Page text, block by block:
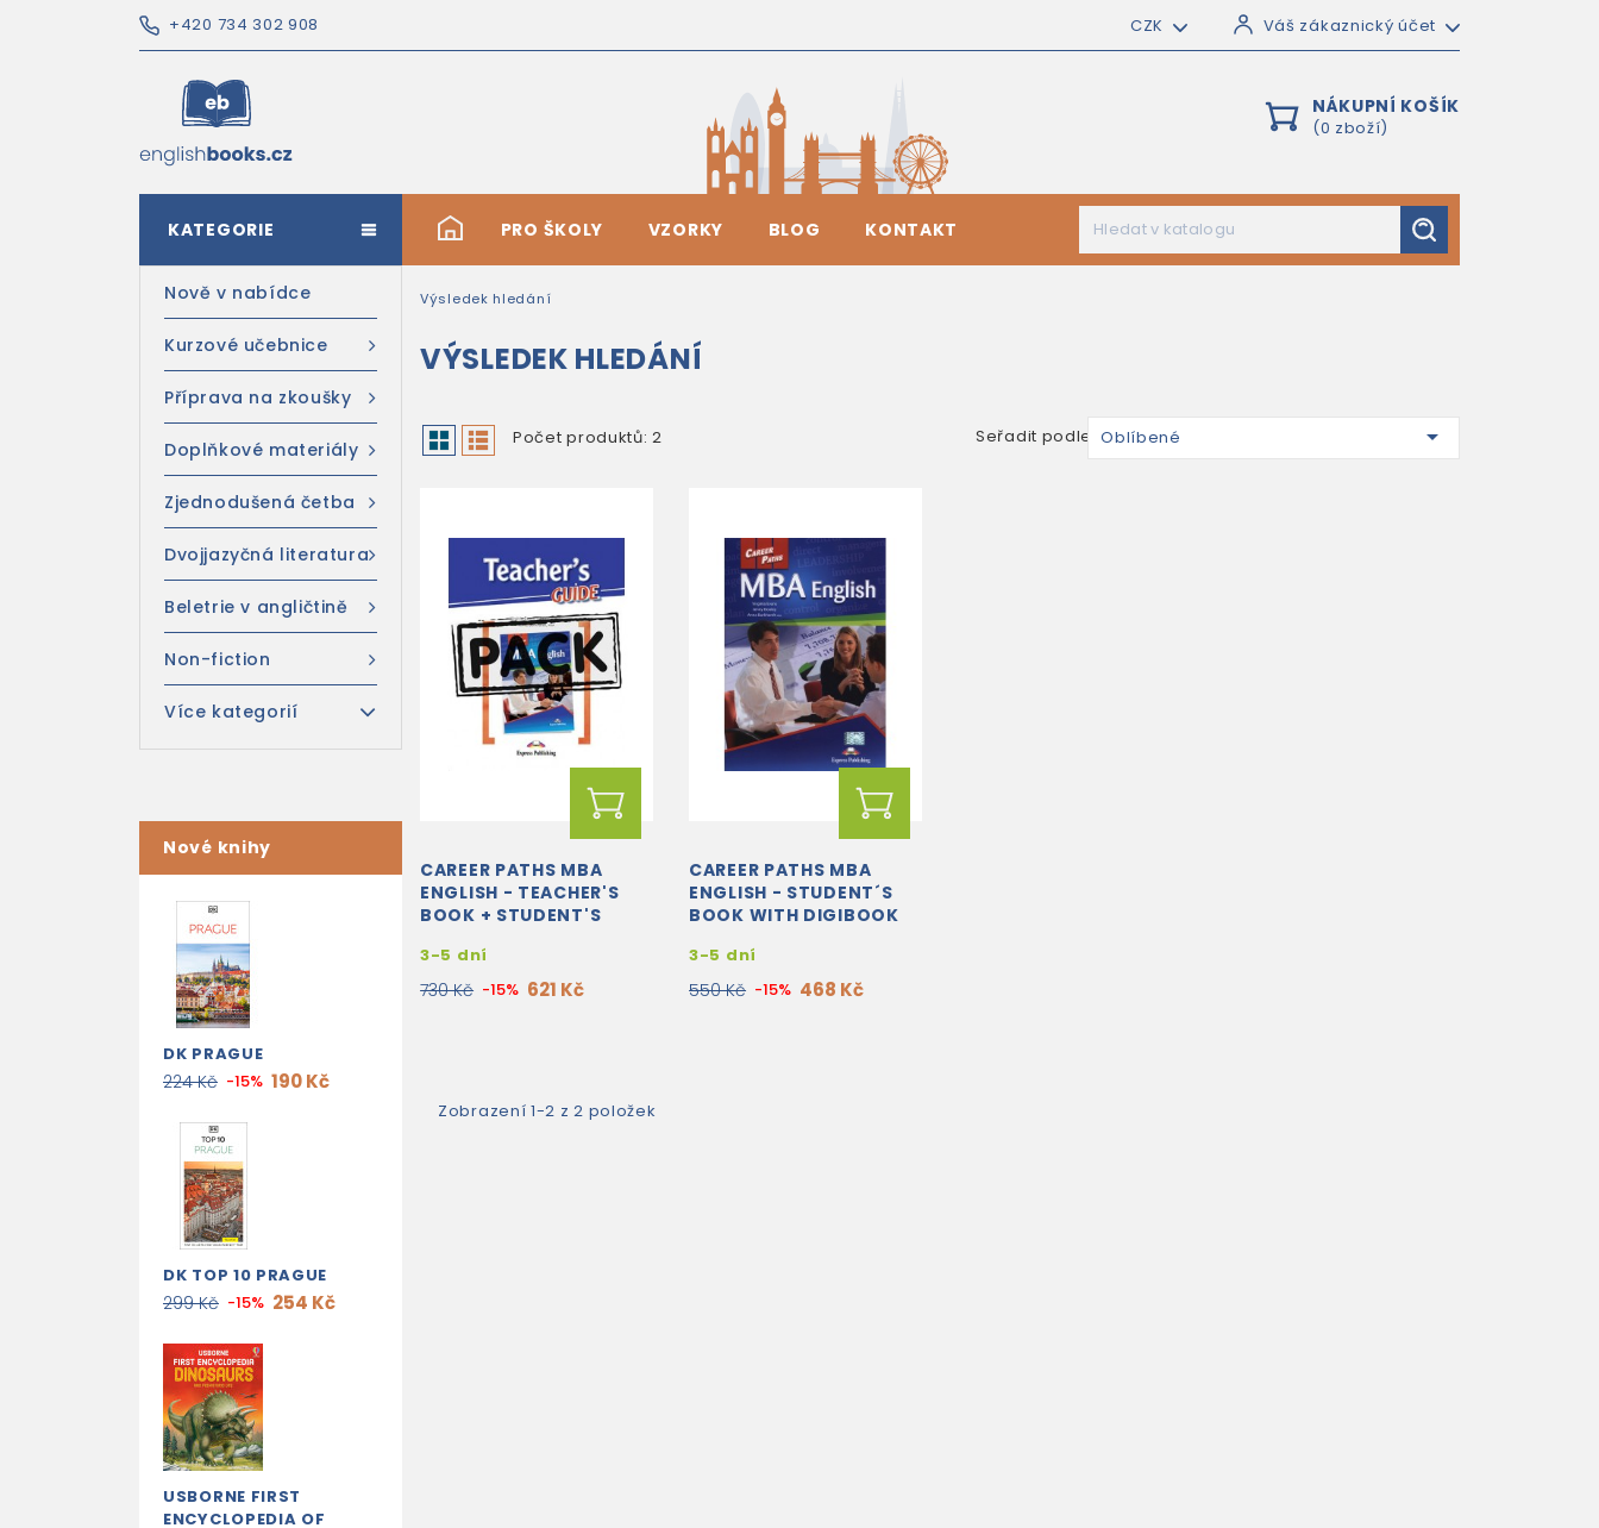
+420 734 302 908 CZK Váš zákaznický účet
NÁKUPNÍ KOŠÍK
(0 zboží)
# PRO ŠKOLY VZORKY BLOG KONTAKT
KATEGORIE
Nově v nabídce
Kurzové učebnice
Příprava na zkoušky
Doplňkové materiály
Zjednodušená četba
Dvojjazyčná literatura
Beletrie v angličtině
Non-fiction
Více kategorií
Nové knihy
DK PRAGUE
224 Kč -15% 190 Kč
DK TOP 10 PRAGUE
299 Kč -15% 254 Kč
USBORNE FIRST
ENCYCLOPEDIA OF
Výsledek hledání
VÝSLEDEK HLEDÁNÍ
Počet produktů: 2 Seřadit podle: Oblíbené 
CAREER PATHS MBA
ENGLISH - TEACHER'S
BOOK + STUDENT'S
PLATFORM APPLICATION
WITH...
3-5 dní
730 Kč -15% 621 Kč
CAREER PATHS MBA
ENGLISH - STUDENT´S
BOOK WITH DIGIBOOK
3-5 dní
550 Kč -15% 468 Kč
Zobrazení 1-2 z 2 položek